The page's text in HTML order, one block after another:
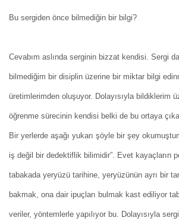
Bu sergiden önce bilmediğin bir bilgi?
Cevabım aslında serginin bizzat kendisi. Sergi
bilmediğim bir disiplin üzerine bir miktar bilgi
üretimlerimden oluşuyor. Dolayısıyla bildiklerim
öğrenme sürecinin kendisi belki de bu ortaya
Bir yerlerde aşağı yukarı şöyle bir şey
iş değil bir dedektiflik bilimidir”. Evet kayaçların
tabakada yeryüzü tarihine, yeryüzünün ayrı bir
bakmak, ona dair ipuçları bulmak kast ediliyor
veriler, yöntemlerle yapılıyor bu. Dolayısıyla